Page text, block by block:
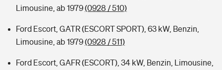
Limousine, ab 1979(0928 / 510)
Ford Escort, GATR (ESCORT SPORT), 63 kW, Benzin,
Limousine, ab 1979(0928 / 511)
Ford Escort, GAFR (ESCORT), 34 kW, Benzin, Limousine,